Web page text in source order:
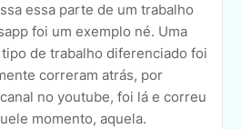
essa parte de um trabalho
foi um exemplo né. Uma
de trabalho diferenciado foi
correram atrás, por
no youtube, foi lá e correu
momento, aquela.